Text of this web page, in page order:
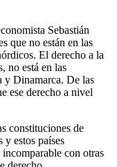
Sebastián
que no están en las
El derecho a la
no está en las
y Dinamarca. De las
ese derecho a nivel
constituciones de
estos países
con otras